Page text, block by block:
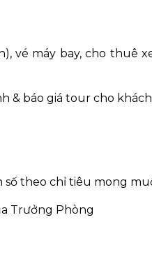
vé máy bay, cho thuê
& báo giá tour cho khách
số theo chỉ tiêu mong
Trưởng Phòng